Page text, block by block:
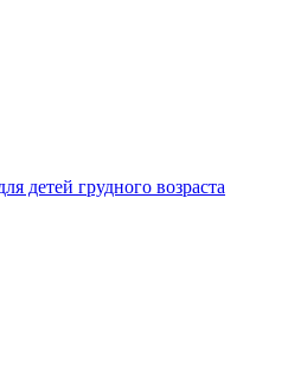
детей грудного возраста